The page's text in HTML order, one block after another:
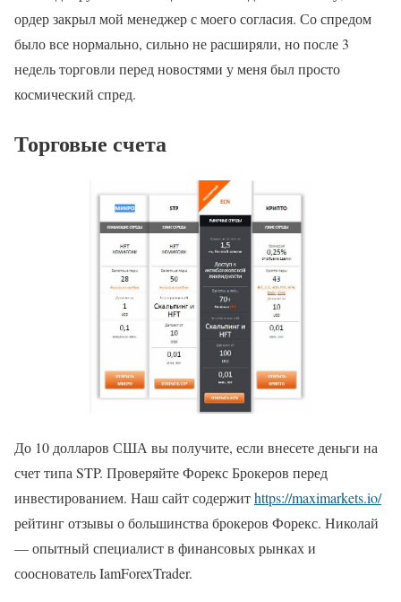
ордер закрыл мой менеджер с моего согласия. Со спредом
было все нормально, сильно не расширяли, но после 3
недель торговли перед новостями у меня был просто
космический спред.
Торговые счета
До 10 долларов США вы получите, если внесете деньги на
счет типа STP. Проверяйте Форекс Брокеров перед
инвестированием. Наш сайт содержитhttps://maximarkets.io/
рейтинг отзывы о большинства брокеров Форекс. Николай
— опытный специалист в финансовых рынках и
сооснователь IamForexTrader.